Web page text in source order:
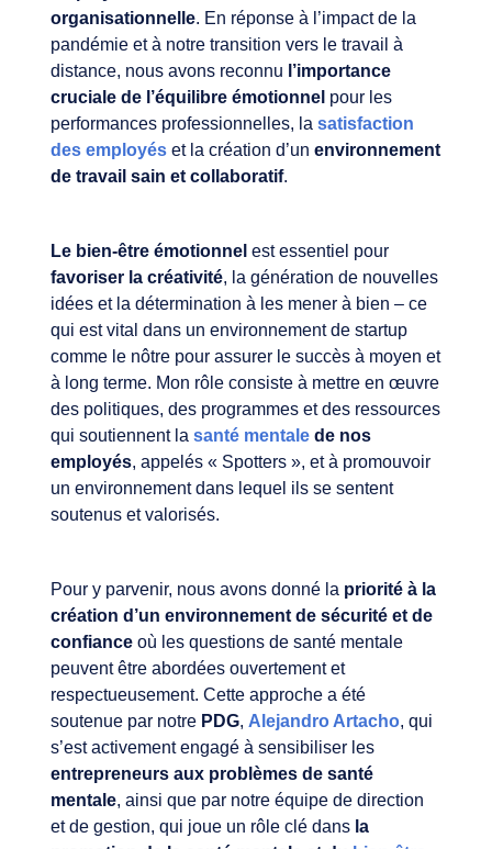
organisationnelle. En réponse à l’impact de la
pandémie et à notre transition vers le travail à
distance, nous avons reconnu l’importance
cruciale de l’équilibre émotionnel pour les
performances professionnelles, la satisfaction
des employés et la création d’un environnement
de travail sain et collaboratif.
Le bien-être émotionnel est essentiel pour
favoriser la créativité, la génération de nouvelles
idées et la détermination à les mener à bien – ce
qui est vital dans un environnement de startup
comme le nôtre pour assurer le succès à moyen et
à long terme. Mon rôle consiste à mettre en œuvre
des politiques, des programmes et des ressources
qui soutiennent la santé mentale de nos
employés, appelés « Spotters », et à promouvoir
un environnement dans lequel ils se sentent
soutenus et valorisés.
Pour y parvenir, nous avons donné la priorité à la
création d’un environnement de sécurité et de
confiance où les questions de santé mentale
peuvent être abordées ouvertement et
respectueusement. Cette approche a été
soutenue par notre PDG, Alejandro Artacho, qui
s’est activement engagé à sensibiliser les
entrepreneurs aux problèmes de santé
mentale, ainsi que par notre équipe de direction
et de gestion, qui joue un rôle clé dans la